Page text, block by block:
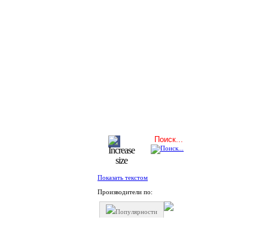
Показать текстом
Производители по:
Популярности